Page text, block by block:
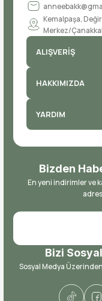
Kemalpaşa,
Merkez/
ALIŞVERİŞ
HAKKIMIZDA
YARDIM
Bizden
En yeni indirimler ve
Bizi
Sosyal Medya